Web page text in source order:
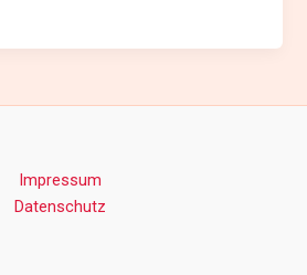
Impressum
Datenschutz